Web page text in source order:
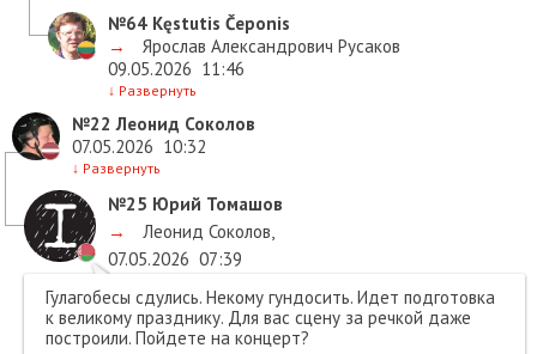
№64 Kęstutis Čeponis
→
Ярослав Александрович Русаков
09.05.2026 11:46
↓ Развернуть
№22 Леонид Соколов
07.05.2026 10:32
↓ Развернуть
№25 Юрий Томашов
→
Леонид Соколов,
07.05.2026 07:39
Гулагобесы сдулись. Некому гундосить. Идет подготовка
к великому празднику. Для вас сцену за речкой даже
построили. Пойдете на концерт?